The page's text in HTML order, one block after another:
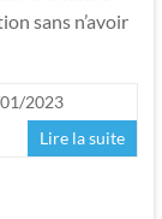
sans n’avoir
2023
Lire la suite